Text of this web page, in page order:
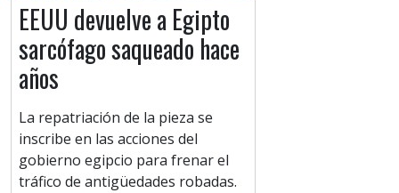
EEUU devuelve a Egipto
sarcófago saqueado hace
años
La repatriación de la pieza se
inscribe en las acciones del
gobierno egipcio para frenar el
tráfico de antigüedades robadas.